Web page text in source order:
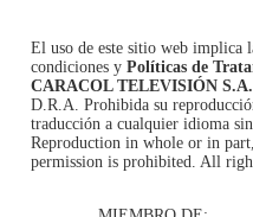
El uso de este sitio web implica
condiciones y Políticas de
CARACOL TELEVISIÓN S.A.
D.R.A. Prohibida su
traducción a cualquier idioma
Reproduction in whole or in
permission is prohibited. All